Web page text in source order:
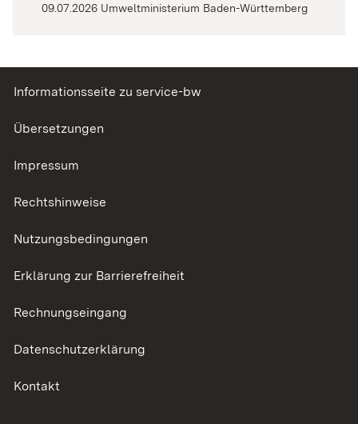
09.07.2026 Umweltministerium Baden-Württemberg
Informationsseite zu service-bw
Übersetzungen
Impressum
Rechtshinweise
Nutzungsbedingungen
Erklärung zur Barrierefreiheit
Rechnungseingang
Datenschutzerklärung
Kontakt